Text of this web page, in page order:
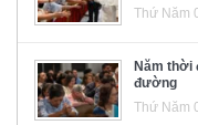
Thứ Năm
Năm thời
đường
Thứ Năm